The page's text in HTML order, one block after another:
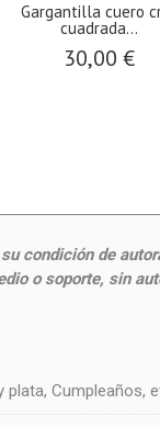
Gargantilla cuero
cuadrada...
30,00 €
condición de
o soporte, sin
Cumpleaños,